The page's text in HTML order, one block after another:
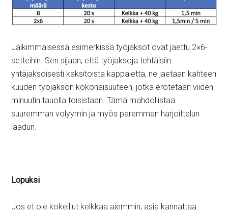
Jälkimmäisessä esimerkissä työjaksot ovat jaettu 2×6-
setteihin. Sen sijaan, että työjaksoja tehtäisiin
yhtäjaksoisesti kaksitoista kappaletta, ne jaetaan kahteen
kuuden työjakson kokonaisuuteen, jotka erotetaan viiden
minuutin tauolla toisistaan. Tämä mahdollistaa
suuremman volyymin ja myös paremman harjoittelun
laadun.
Lopuksi
Jos et ole kokeillut kelkkaa aiemmin, asia kannattaa